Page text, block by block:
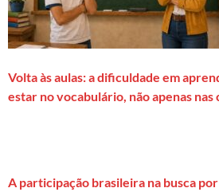
Volta às aulas: a dificuldade em
estar no vocabulário, não apenas nas
A participação brasileira na busca